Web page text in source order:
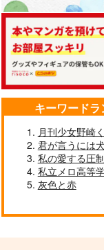
gggっと詰。kiis-
2023.7-
gggっと
787円（税込）
カイザー×潔世一
サンプル
作品詳細
カート
キーワード
月刊少女野崎
君が言うには
私の愛する圧
私立メロ高等
灰色と赤